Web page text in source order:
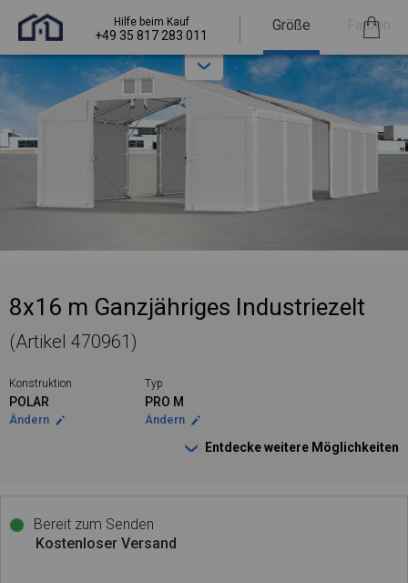
Hilfe beim Kauf
+49 35 817 283 011
Größe Farben
8x16 m Ganzjähriges Industriezelt
(Artikel 470961)
Konstruktion
POLAR
Ändern
Typ
PRO M
Ändern
Entdecke weitere Möglichkeiten
Bereit zum Senden
Kostenloser Versand